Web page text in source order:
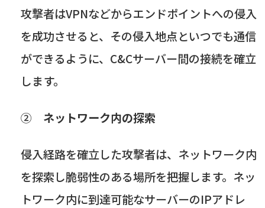
攻撃者はVPNなどからエンドポイントへの侵入
を成功させると、その侵入地点といつでも通信
ができるように、 C&Cサーバー間の接続を確立
します。
② ネットワーク内の探索
侵入経路を確立した攻撃者は、ネットワーク内
を探索し脆弱性のある場所を把握します。ネッ
トワーク内に到達可能なサーバーのIPアドレ